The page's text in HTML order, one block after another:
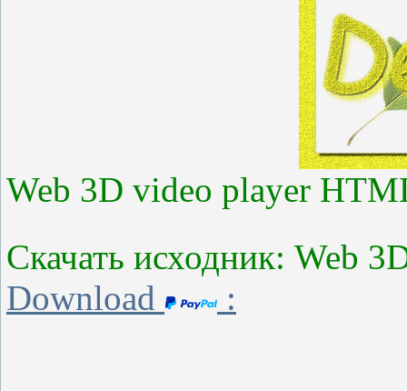
Web 3D video player
Скачать исходник: Web
Download
: